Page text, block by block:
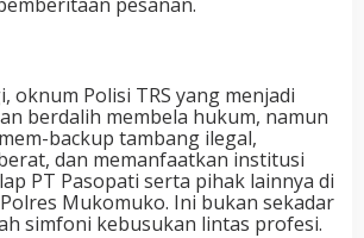
oknum Polisi TRS yang menjadi
berdalih membela hukum, namun
backup tambang ilegal,
dan memanfaatkan institusi
PT Pasopati serta pihak lainnya di
Mukomuko. Ini bukan sekadar
simfoni kebusukan lintas profesi.